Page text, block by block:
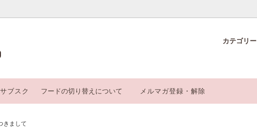
カテゴリー
pirica厳選ケアグッズ オンライン相談
定期購入便
ねこちゃん用フード・おやつ
ふるさと納税
サブスク フードの切り替えについて メルマガ登録・解除
きまして